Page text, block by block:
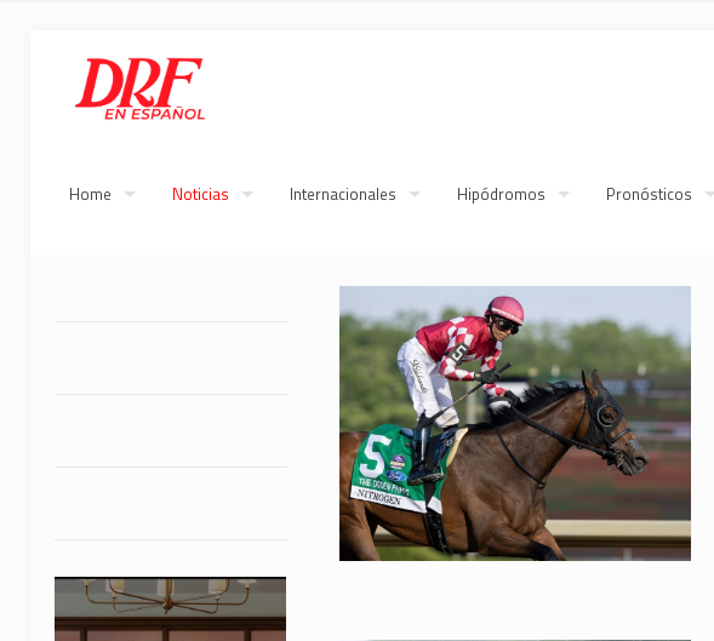
Home Noticias Internacionales Hipódromos Pronósticos